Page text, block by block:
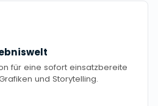
für eine sofort einsatzbereite
und Storytelling.